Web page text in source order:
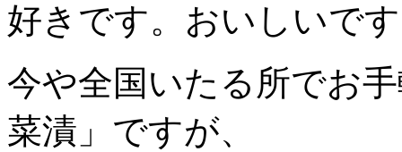
好きです。おいしいで
今や全国いたる所でお
菜漬」ですが、